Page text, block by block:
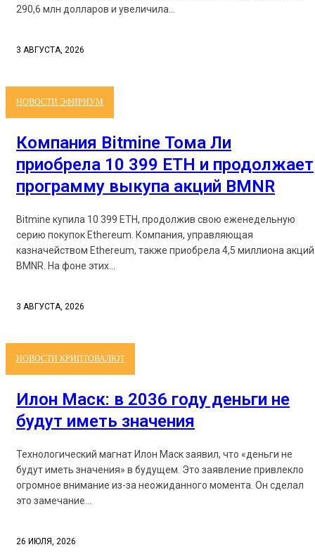
290,6 млн долларов и увеличила...
3 АВГУСТА, 2026
НОВОСТИ ЭФИРИУМ
Компания Bitmine Тома Ли
приобрела 10 399 ETH и продолжает
программу выкупа акций BMNR
Bitmine купила 10 399 ETH, продолжив свою еженедельную
серию покупок Ethereum. Компания, управляющая
казначейством Ethereum, также приобрела 4,5 миллиона акций
BMNR. На фоне этих...
3 АВГУСТА, 2026
НОВОСТИ КРИПТОВАЛЮТ
Илон Маск: в 2036 году деньги не
будут иметь значения
Технологический магнат Илон Маск заявил, что «деньги не
будут иметь значения» в будущем. Это заявление привлекло
огромное внимание из-за неожиданного момента. Он сделал
это замечание...
26 ИЮЛЯ, 2026